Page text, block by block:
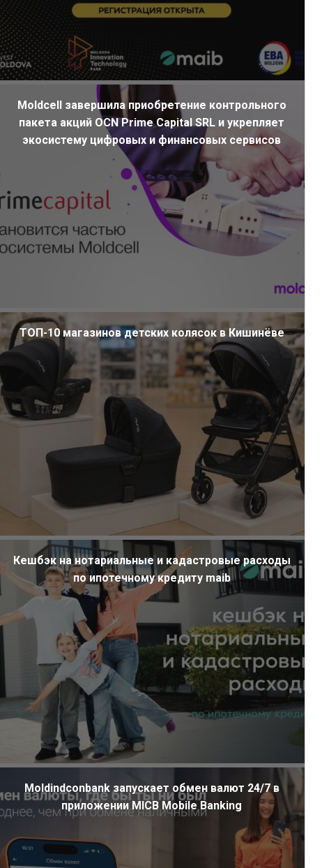
Moldcell завершила приобретение контрольного
пакета акций OCN Prime Capital SRL и укрепляет
экосистему цифровых и финансовых сервисов
ТОП-10 магазинов детских колясок в Кишинёве
Кешбэк на нотариальные и кадастровые расходы
по ипотечному кредиту maib
Moldindconbank запускает обмен валют 24/7 в
приложении MICB Mobile Banking